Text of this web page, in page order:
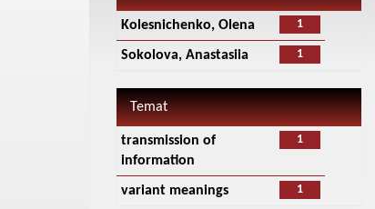
1
Kolesnichenko, Olena
1
Sokolova, Anastasiia
Temat
1
transmission of
information
1
variant meanings